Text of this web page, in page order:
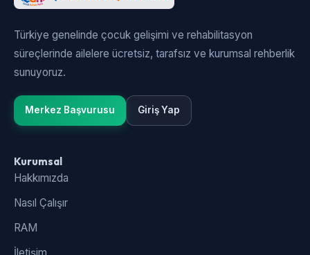
Türkiye genelinde çocuk gelişimi ve rehabilitasyon
süreçlerinde ailelere ücretsiz, tarafsız ve kurumsal rehberlik
sunuyoruz.
Merkez Başvurusu Giriş Yap
Kurumsal
Hakkımızda
Nasıl Çalışır
RAM
İletişim